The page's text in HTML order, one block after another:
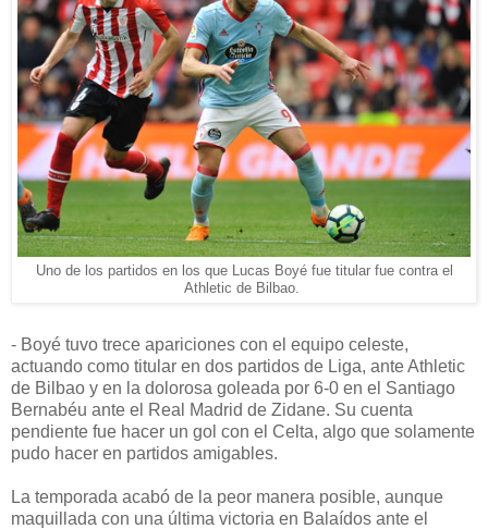
Uno de los partidos en los que Lucas Boyé fue titular fue contra el
Athletic de Bilbao.
- Boyé tuvo trece apariciones con el equipo celeste,
actuando como titular en dos partidos de Liga, ante Athletic
de Bilbao y en la dolorosa goleada por 6-0 en el Santiago
Bernabéu ante el Real Madrid de Zidane. Su cuenta
pendiente fue hacer un gol con el Celta, algo que solamente
pudo hacer en partidos amigables.
La temporada acabó de la peor manera posible, aunque
maquillada con una última victoria en Balaídos ante el